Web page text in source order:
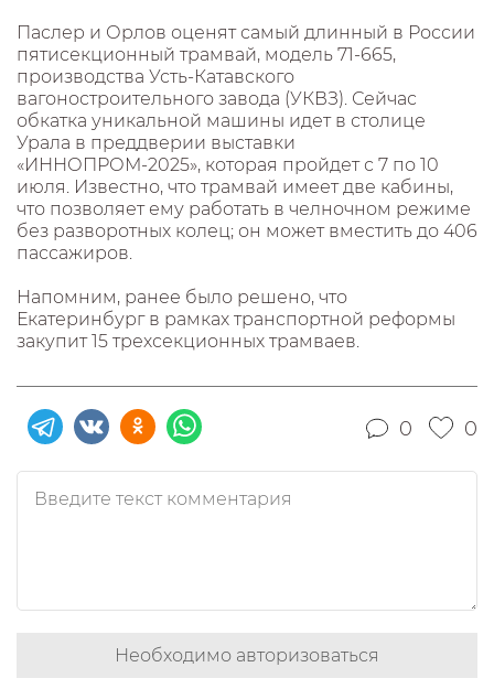
Паслер и Орлов оценят самый длинный в России
пятисекционный трамвай, модель 71-665,
производства Усть-Катавского
вагоностроительного завода (УКВЗ). Сейчас
обкатка уникальной машины идет в столице
Урала в преддверии выставки
«ИННОПРОМ-2025», которая пройдет с 7 по 10
июля. Известно, что трамвай имеет две кабины,
что позволяет ему работать в челночном режиме
без разворотных колец; он может вместить до 406
пассажиров.
Напомним, ранее было решено, что
Екатеринбург в рамках транспортной реформы
закупит 15 трехсекционных трамваев.
0 0
Необходимо авторизоваться